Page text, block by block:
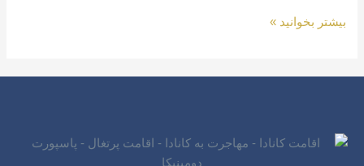
بیشتر بخوانید »